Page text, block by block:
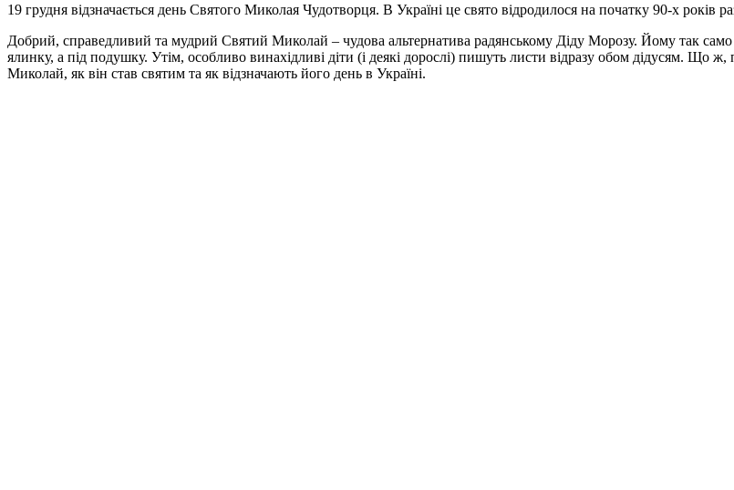
19 грудня відзначається день Святого Миколая Чудотворця. В Україні це свято відродилося на початку 90-х років
Добрий, справедливий та мудрий Святий Миколай – чудова альтернатива радянському Діду Морозу. Йому так
ялинку, а під подушку. Утім, особливо винахідливі діти (і деякі дорослі) пишуть листи відразу обом дідусям. Що
Миколай, як він став святим та як відзначають його день в Україні.